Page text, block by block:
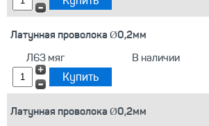
Латунная проволока Ø0,2мм
Л63 мяг
В наличии
Латунная проволока Ø0,2мм